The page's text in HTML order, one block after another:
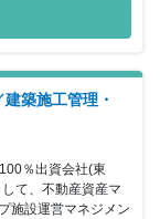
築施工管理・
％出資会社(東
て、不動産資産マ
施設運営マネジメン